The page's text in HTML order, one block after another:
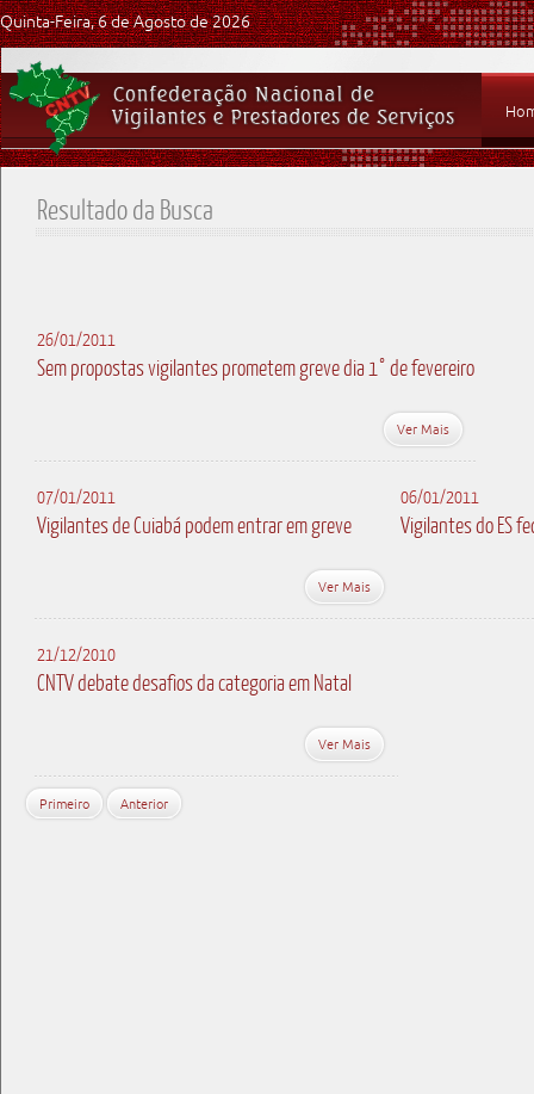
Quinta-Feira, 6 de Agosto de 2026
Resultado da Busca
26/01/2011
Sem propostas vigilantes prometem greve dia 1° de fevereiro
Ver Mais
07/01/2011
Vigilantes de Cuiabá podem entrar em greve
Ver Mais
06/01/2011
Vigilantes do ES
21/12/2010
CNTV debate desafios da categoria em Natal
Ver Mais
Primeiro Anterior